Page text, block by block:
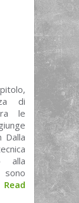
di
le
Dalla
alla
Read